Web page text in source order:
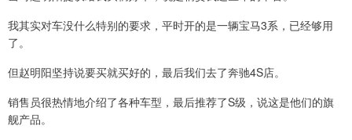
我其实对车没什么特别的要求，平时开的是一辆宝马3系，已经够用
了。
但赵明阳坚持说要买就买好的，最后我们去了奔驰4S店。
销售员很热情地介绍了各种车型，最后推荐了S级，说这是他们的旗
舰产品。